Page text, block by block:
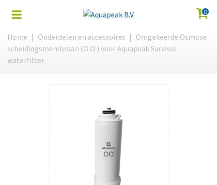
0
Home | Onderdelen en accessoires | Omgekeerde Osmose
scheidingsmembraan (O.O.) voor Aquapeak Survival
waterfilter